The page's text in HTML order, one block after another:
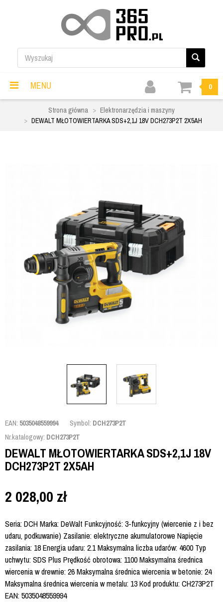
MENU 0
Strona główna
Elektronarzędzia i maszyny
DEWALT MŁOTOWIERTARKA SDS+2,1J 18V DCH273P2T 2X5AH
EAN: 5035048559994 Symbol: DCH273P2T
Nr.katalogowy: DCH273P2T
DEWALT MŁOTOWIERTARKA SDS+2,1J 18V
DCH273P2T 2X5AH
2 028,00 zł
Seria: DCH Marka: DeWalt Funkcyjność: 3-funkcyjny (wiercenie z i bez
udaru, podkuwanie) Zasilanie: elektryczne akumulatorowe Napięcie
zasilania: 18 Energia udaru: 2.1 Maksymalna liczba udarów: 4600 Typ
uchwytu: SDS Plus Prędkość obrotowa: 1100 Maksymalna średnica
wiercenia w drewnie: 26 Maksymalna średnica wiercenia w betonie: 24
Maksymalna średnica wiercenia w metalu: 13 Kod produktu: CH273P2T
EAN: 5035048559994